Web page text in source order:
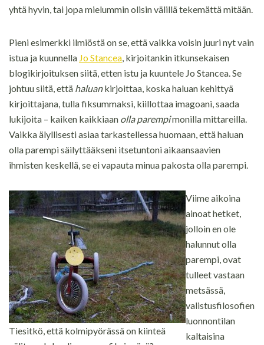
yhtä hyvin, tai jopa mielummin olisin välillä tekemättä mitään.
Pieni esimerkki ilmiöstä on se, että vaikka voisin juuri nyt vain
istua ja kuunnella Jo Stancea, kirjoitankin itkunsekaisen
blogikirjoituksen siitä, etten istu ja kuuntele Jo Stancea. Se
johtuu siitä, että haluankirjoittaa, koska haluan kehittyä
kirjoittajana, tulla fiksummaksi, kiillottaa imagoani, saada
lukijoita – kaiken kaikkiaan olla parempimonilla mittareilla.
Vaikka älyllisesti asiaa tarkastellessa huomaan, että haluan
olla parempi säilyttääkseni itsetuntoni aikaansaavien
ihmisten keskellä, se ei vapauta minua pakosta olla parempi.
Tiesitkö, että kolmipyörässä on kiinteä
Viime aikoina
ainoat hetket,
jolloin en ole
halunnut olla
parempi, ovat
tulleet vastaan
metsässä,
valistusfilosofien
luonnontilan
kaltaisina